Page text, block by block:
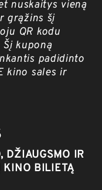
nuskaitys vieną
grąžins šį
QR kodu
kuponą
padidinto
kino sales ir
DŽIAUGSMO IR
KINO BILIETĄ